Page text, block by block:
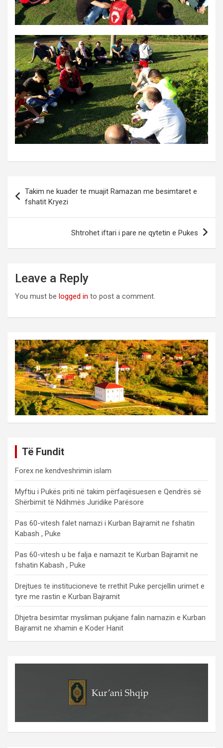
navigation
Takim ne kuader te muajit Ramazan me besimtaret e
fshatit Kryezi
Shtrohet iftari i pare ne qytetin e Pukes
Leave a Reply
You must be logged in to post a comment.
Të Fundit
Forex ne kendveshrimin islam
Myftiu i Pukës priti në takim përfaqësuesen e Qendrës së
Shërbimit të Ndihmës Juridike Parësore
Pas 60-vitesh falet namazi i Kurban Bajramit ne fshatin
Kabash , Puke
Pas 60-vitesh u be falja e namazit te Kurban Bajramit ne
fshatin Kabash , Puke
Drejtues te institucioneve te rrethit Puke percjellin urimet e
tyre me rastin e Kurban Bajramit
Dhjetra besimtar mysliman pukjane falin namazin e Kurban
Bajramit ne xhamin e Koder Hanit